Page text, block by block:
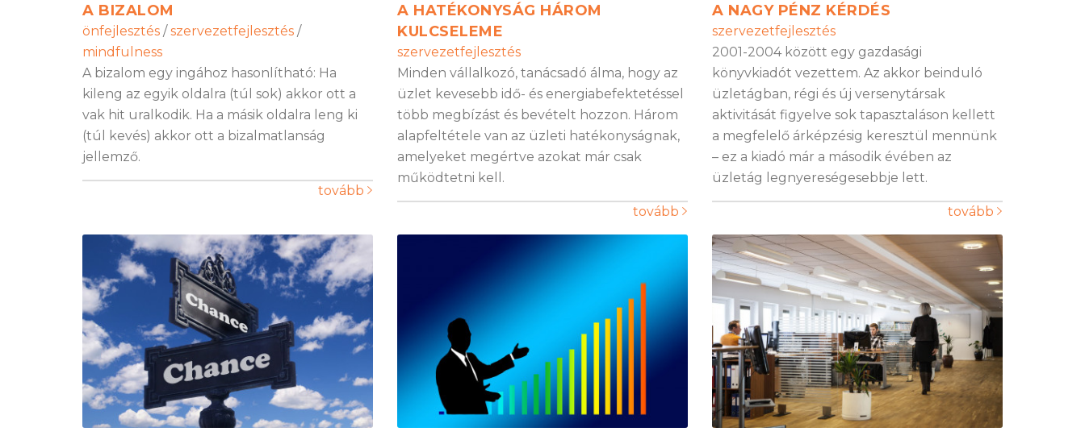
A BIZALOM
önfejlesztés / szervezetfejlesztés /
mindfulness
A bizalom egy ingához hasonlítható: Ha
kileng az egyik oldalra (túl sok) akkor ott a
vak hit uralkodik. Ha a másik oldalra leng ki
(túl kevés) akkor ott a bizalmatlanság
jellemző.
tovább
A HATÉKONYSÁG HÁROM
KULCSELEME
szervezetfejlesztés
Minden vállalkozó, tanácsadó álma, hogy az
üzlet kevesebb idő- és energiabefektetéssel
több megbízást és bevételt hozzon. Három
alapfeltétele van az üzleti hatékonyságnak,
amelyeket megértve azokat már csak
működtetni kell.
tovább
A NAGY PÉNZ KÉRDÉS
szervezetfejlesztés
2001-2004 között egy gazdasági
könyvkiadót vezettem. Az akkor beinduló
üzletágban, régi és új versenytársak
aktivitását figyelve sok tapasztaláson kellett
a megfelelő árképzésig keresztül mennünk
– ez a kiadó már a második évében az
üzletág legnyereségesebbje lett.
tovább